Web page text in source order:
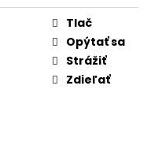
Tlač
Opýtať sa
Strážiť
Zdieľať